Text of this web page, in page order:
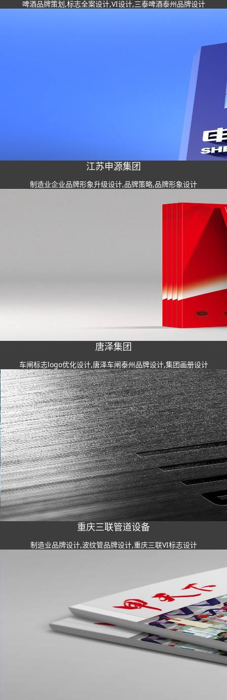
啤酒品牌策划,标志全案设计,VI设计,三泰啤酒泰州品牌设计
江苏申源集团
制造业企业品牌形象升级设计,品牌策略,品牌形象设计
唐泽集团
车闸标志logo优化设计,唐泽车闸泰州品牌设计,集团画册设计
重庆三联管道设备
制造业品牌设计,波纹管品牌设计,重庆三联VI标志设计